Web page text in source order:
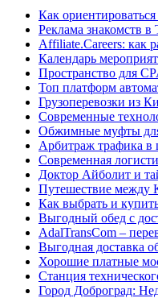
Как
Реклама знакомств
Affiliate.Careers: как
Календарь
Пространство для
Топ платформ
Грузоперевозки из
Современные
Обжимные муфты для
Арбитраж трафика в
Современная
Доктор Айболит и
Путешествие между
Как выбрать и
Выгодный обед с
AdalTransCom –
Выгодная доставка
Хорошие платные
Станция
Город Доброград: